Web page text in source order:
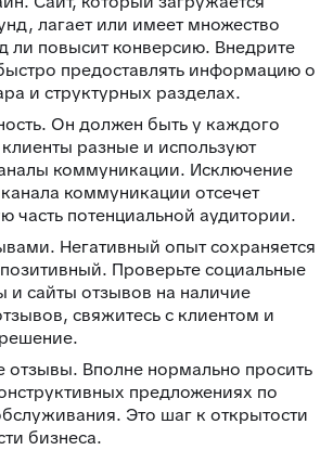
лагает или имеет множество
ли повысит конверсию. Внедрите
предоставлять информацию о
и структурных разделах.
Он должен быть у каждого
разные и используют
коммуникации. Исключение
коммуникации отсечет
часть потенциальной аудитории.
Негативный опыт сохраняется
Проверьте социальные
и сайты отзывов на наличие
свяжитесь с клиентом и
отзывы. Вполне нормально просить
предложениях по
Это шаг к открытости
бизнеса.